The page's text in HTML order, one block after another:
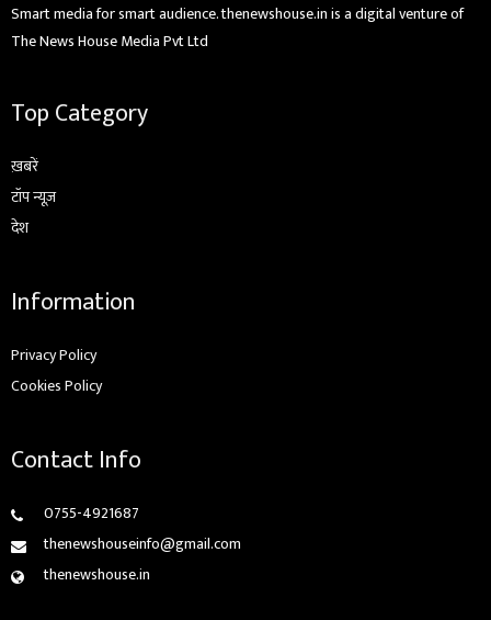
Smart media for smart audience. thenewshouse.in is a digital venture of
The News House Media Pvt Ltd
Top Category
ख़बरें
टॉप न्यूज़
देश
Information
Privacy Policy
Cookies Policy
Contact Info
0755-4921687
thenewshouseinfo@gmail.com
thenewshouse.in